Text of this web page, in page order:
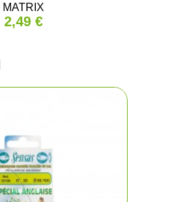
MATRIX
2,49 €